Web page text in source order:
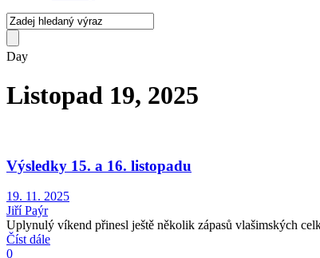
Day
Listopad 19, 2025
Výsledky 15. a 16. listopadu
19. 11. 2025
Jiří Paýr
Uplynulý víkend přinesl ještě několik zápasů vlašimských
Číst dále
0